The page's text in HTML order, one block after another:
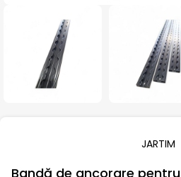
JARTIM
Bandă de ancorare pentru